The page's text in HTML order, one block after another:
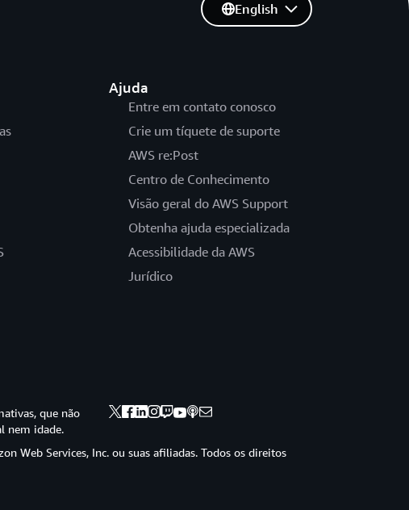
Ajuda
Entre em contato conosco
Crie um tíquete de suporte
AWS re:Post
Centro de Conhecimento
Visão geral do AWS Support
Obtenha ajuda especializada
Acessibilidade da AWS
Jurídico
English
que não
nem idade.
Web Services, Inc. ou suas afiliadas. Todos os direitos